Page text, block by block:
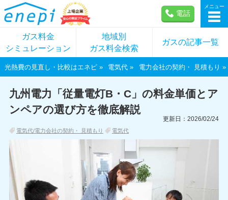
電話
メニュー
ガス料金
シミュレーション
地域別
ガス料金検索
ガスの記事一覧
光熱費の見直し・比較はエネピ 電気代 電力会社の契約・ 見積もり
九州電力「従量電灯B・C」の料金単価とア
ンペアの選び方を徹底解説
電気代/電力会社の契約・ 見積もり 電気代
更新日：2026/02/24